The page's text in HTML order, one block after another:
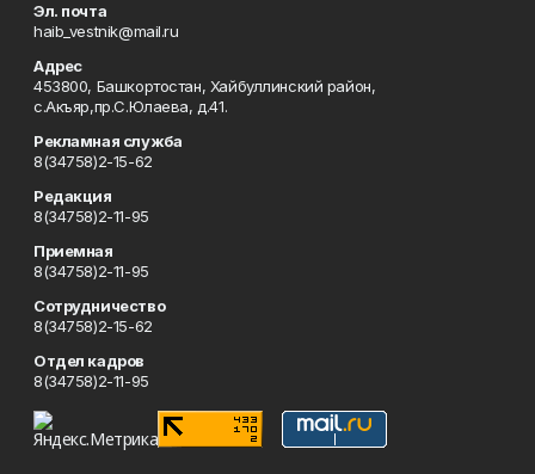
Эл. почта
haib_vestnik@mail.ru
Адрес
453800, Башкортостан, Хайбуллинский район,
с.Акъяр,пр.С.Юлаева, д.41.
Рекламная служба
8(34758)2-15-62
Редакция
8(34758)2-11-95
Приемная
8(34758)2-11-95
Сотрудничество
8(34758)2-15-62
Отдел кадров
8(34758)2-11-95